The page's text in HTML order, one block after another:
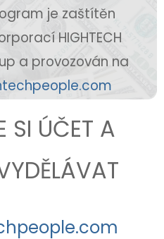
je zaštítěn
HIGHTECH
a provozován na
SI ÚČET A